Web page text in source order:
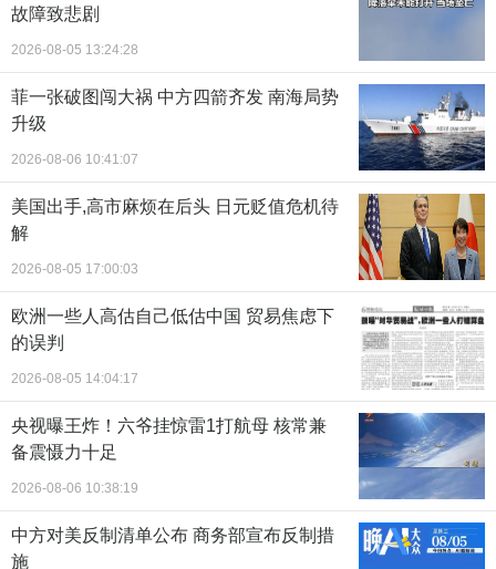
故障致悲剧
2026-08-05 13:24:28
菲一张破图闯大祸 中方四箭齐发 南海局势
升级
2026-08-06 10:41:07
美国出手,高市麻烦在后头 日元贬值危机待
解
2026-08-05 17:00:03
欧洲一些人高估自己低估中国 贸易焦虑下
的误判
2026-08-05 14:04:17
央视曝王炸！六爷挂惊雷1打航母 核常兼
备震慑力十足
2026-08-06 10:38:19
中方对美反制清单公布 商务部宣布反制措
施